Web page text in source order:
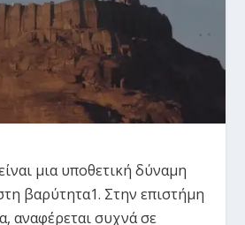
μια υποθετική δύναμη
βαρύτητα1. Στην επιστήμη
αναφέρεται συχνά σε